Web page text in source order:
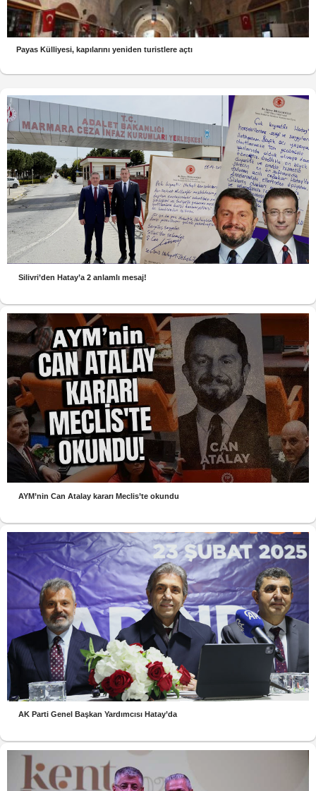
Payas Külliyesi, kapılarını yeniden turistlere açtı
Silivri’den Hatay’a 2 anlamlı mesaj!
AYM’nin Can Atalay kararı Meclis’te okundu
AK Parti Genel Başkan Yardımcısı Hatay’da